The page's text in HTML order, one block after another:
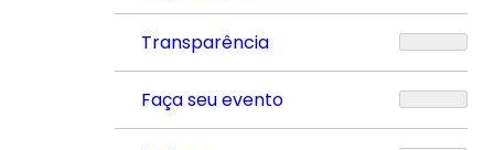
Transparência
Faça seu evento